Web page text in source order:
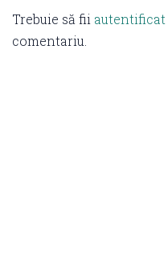
Trebuie să fii autentificat
comentariu.